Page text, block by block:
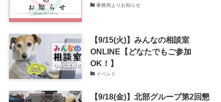
事務局よりお知らせ
【9/15(火)】みんなの相談室
ONLINE【どなたでもご参加
OK！】
イベント
【9/18(金)】北部グループ第2回懇